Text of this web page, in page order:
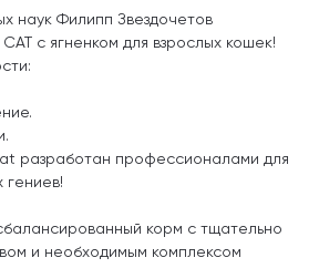
наук Филипп Звездочетов
с ягненком для взрослых кошек!
разработан профессионалами для
гениев!
корм с тщательно
и необходимым комплексом